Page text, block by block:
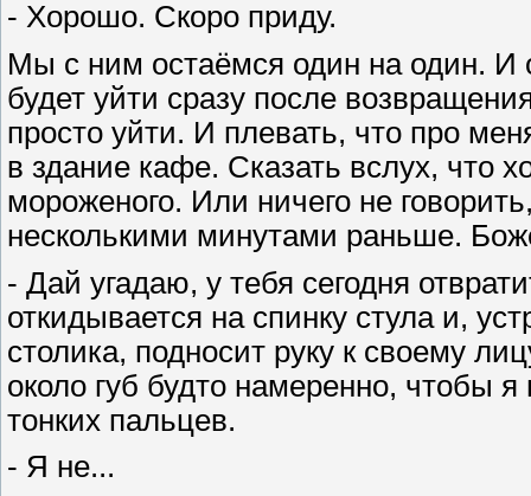
- Хорошо. Скоро приду.
Мы с ним остаёмся один на один. И
будет уйти сразу после
просто уйти. И плевать, что про
в здание кафе. Сказать вслух, что
мороженого. Или ничего не
несколькими минутами раньше.
- Дай угадаю, у тебя сегодня
откидывается на спинку стула и,
столика, подносит руку к своему
около губ будто намеренно, чтобы
тонких пальцев.
- Я не...